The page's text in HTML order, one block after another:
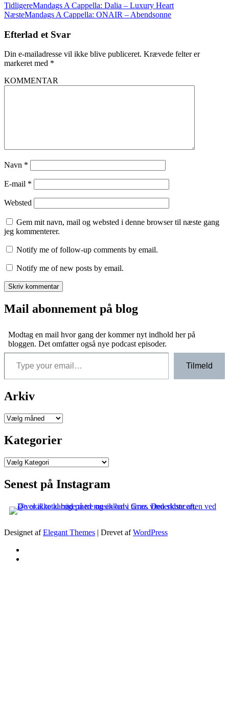
TidligereMandags A Cappella: Dalia – Luxury Heart
NæsteMandags A Cappella: ONAIR – Abendsonne
Efterlad et Svar
Din e-mailadresse vil ikke blive publiceret. Krævede felter er
markeret med *
KOMMENTAR
Navn *
E-mail *
Websted
Gem mit navn, mail og websted i denne browser til næste gang
jeg kommenterer.
Notify me of follow-up comments by email.
Notify me of new posts by email.
Mail abonnement på blog
Modtag en mail hvor gang der kommer nyt indhold her på
bloggen. Det omfatter også nye podcast episoder.
Type your email…
Tilmeld
Arkiv
Arkiver
Kategorier
Kategorier
Senest på Instagram
Designet afElegant Themes | Drevet afWordPress